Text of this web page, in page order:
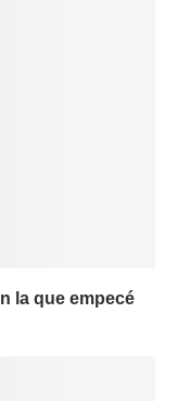
la que empecé